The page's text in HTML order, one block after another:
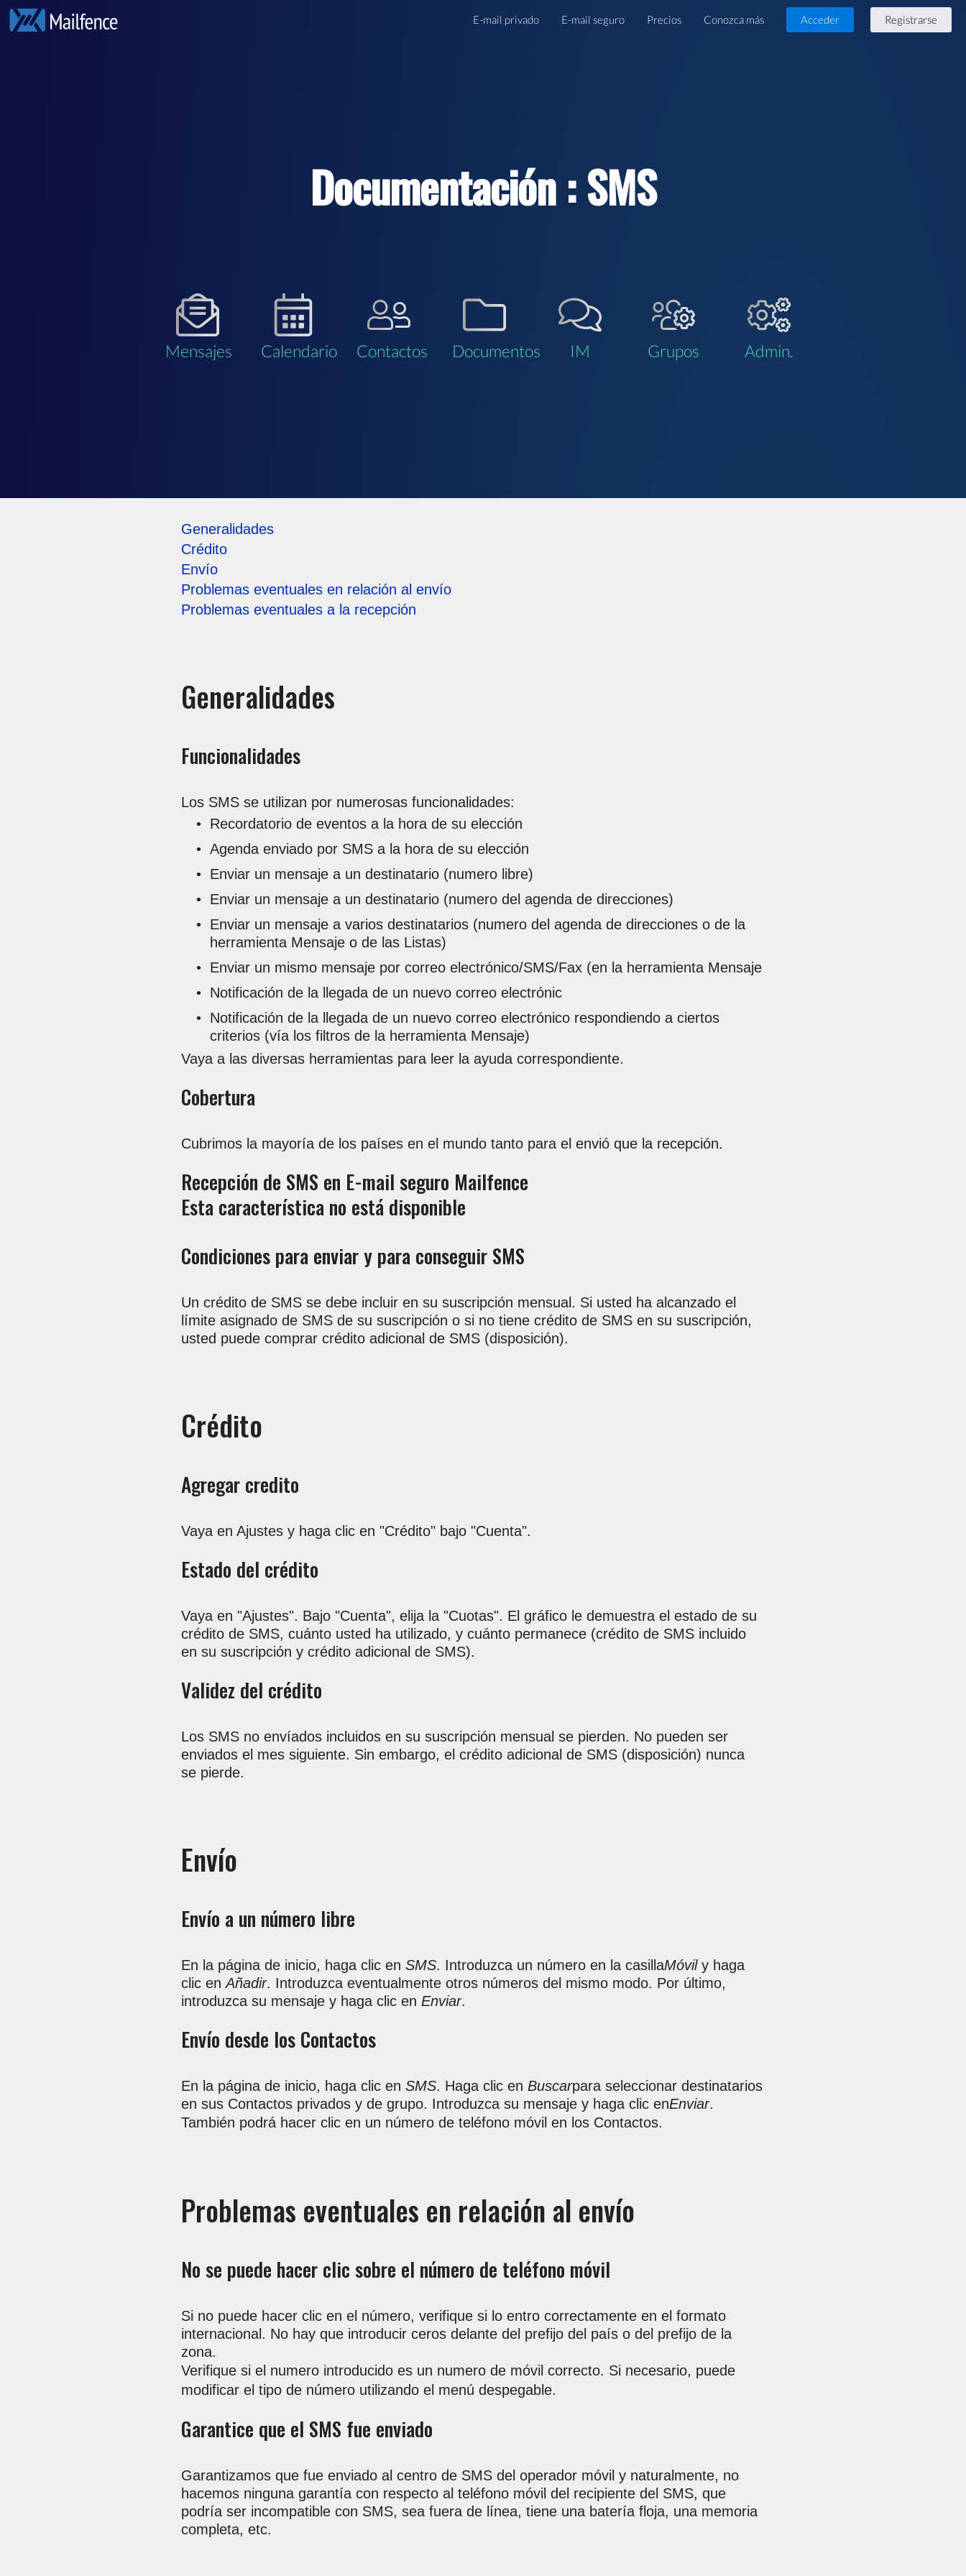
E-mail privado E-mail seguro Precios Conozca más Acceder Registrarse
Documentación : SMS
Mensajes Calendario Contactos Documentos IM Grupos Admin.
Generalidades
Crédito
Envío
Problemas eventuales en relación al envío
Problemas eventuales a la recepción
Generalidades
Funcionalidades
Los SMS se utilizan por numerosas funcionalidades:
Recordatorio de eventos a la hora de su elección
Agenda enviado por SMS a la hora de su elección
Enviar un mensaje a un destinatario (numero libre)
Enviar un mensaje a un destinatario (numero del agenda de direcciones)
Enviar un mensaje a varios destinatarios (numero del agenda de direcciones o de la
herramienta Mensaje o de las Listas)
Enviar un mismo mensaje por correo electrónico/SMS/Fax (en la herramienta Mensaje
Notificación de la llegada de un nuevo correo electrónic
Notificación de la llegada de un nuevo correo electrónico respondiendo a ciertos
criterios (vía los filtros de la herramienta Mensaje)
Vaya a las diversas herramientas para leer la ayuda correspondiente.
Cobertura
Cubrimos la mayoría de los países en el mundo tanto para el envió que la recepción.
Recepción de SMS en E-mail seguro Mailfence
Esta característica no está disponible
Condiciones para enviar y para conseguir SMS
Un crédito de SMS se debe incluir en su suscripción mensual. Si usted ha alcanzado el
límite asignado de SMS de su suscripción o si no tiene crédito de SMS en su suscripción,
usted puede comprar crédito adicional de SMS (disposición).
Crédito
Agregar credito
Vaya en Ajustes y haga clic en "Crédito" bajo "Cuenta".
Estado del crédito
Vaya en "Ajustes". Bajo "Cuenta", elija la "Cuotas". El gráfico le demuestra el estado de su
crédito de SMS, cuánto usted ha utilizado, y cuánto permanece (crédito de SMS incluido
en su suscripción y crédito adicional de SMS).
Validez del crédito
Los SMS no envíados incluidos en su suscripción mensual se pierden. No pueden ser
enviados el mes siguiente. Sin embargo, el crédito adicional de SMS (disposición) nunca
se pierde.
Envío
Envío a un número libre
En la página de inicio, haga clic en SMS. Introduzca un número en la casillaMóvily haga
clic enAñadir. Introduzca eventualmente otros números del mismo modo. Por último,
introduzca su mensaje y haga clic en Enviar.
Envío desde los Contactos
En la página de inicio, haga clic en SMS. Haga clic en Buscarpara seleccionar destinatarios
en sus Contactos privados y de grupo. Introduzca su mensaje y haga clic enEnviar.
También podrá hacer clic en un número de teléfono móvil en los Contactos.
Problemas eventuales en relación al envío
No se puede hacer clic sobre el número de teléfono móvil
Si no puede hacer clic en el número, verifique si lo entro correctamente en el formato
internacional. No hay que introducir ceros delante del prefijo del país o del prefijo de la
zona.
Verifique si el numero introducido es un numero de móvil correcto. Si necesario, puede
modificar el tipo de número utilizando el menú despegable.
Garantice que el SMS fue enviado
Garantizamos que fue enviado al centro de SMS del operador móvil y naturalmente, no
hacemos ninguna garantía con respecto al teléfono móvil del recipiente del SMS, que
podría ser incompatible con SMS, sea fuera de línea, tiene una batería floja, una memoria
completa, etc.